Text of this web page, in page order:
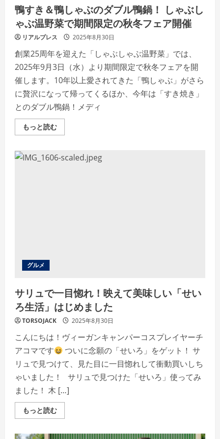
研
究
科」
を
設 “令
和
の
松
下
村
塾”目
指
し、
幸
せ
の
力
問
題
鴨すき＆鴨しゃぶのダブル鴨鍋！ しゃぶし
ゃぶ温野菜で期間限定の秋冬フェア開催
リアルプレス 2025年8月30日
創業25周年を迎えた「しゃぶしゃぶ温野菜」では、
2025年9月3日（水）より期間限定で秋冬フェアを開
催します。10年以上愛されてきた「鴨しゃぶ」がさら
に贅沢になって帰ってくるほか、今年は「すき焼き」
とのダブル鴨鍋！メディ
もっと読むRead
more
す
き
野
で
期
間
定
の
秋
冬
フ
ェ
ア
開
催
グルメ
サリュで一目惚れ！映えて美味しい「せい
ろ生活」はじめました
TORSOJACK 2025年8月30日
こんにちは！ヴィーガンキャンパーコスプレイヤーチ
アコマです
ついに念願の「せいろ」をゲット！ サ
リュで見つけて、見た目に一目惚れして衝動買いしち
ゃいました！ サリュで見つけた「せいろ」使ってみ
ました！ 木 […]
もっと読むRead
more